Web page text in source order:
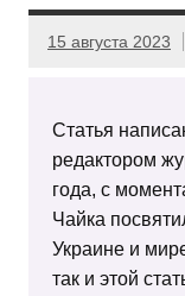
15 августа 2023
Статья
редактором
года, с
Чайка
Украине и
так и этой